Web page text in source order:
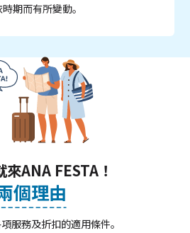
期而有所變動。
來ANA FESTA！
個理由
服務及折扣的適用條件。